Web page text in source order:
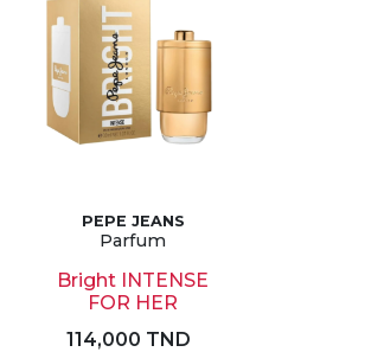
PEPE JEANS
Parfum
Bright INTENSE
FOR HER
114,000 TND